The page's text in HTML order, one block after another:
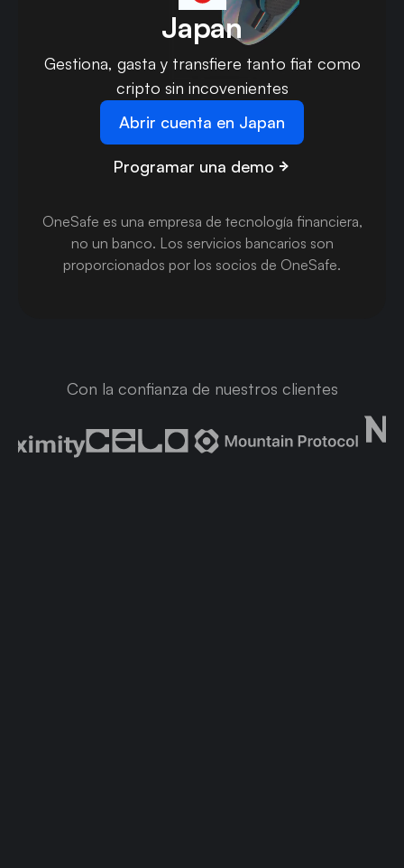
Japan
Gestiona, gasta y transfiere tanto fiat como
cripto sin incovenientes
Abrir cuenta en Japan
Programar una demo
OneSafe es una empresa de tecnología financiera,
no un banco. Los servicios bancarios son
proporcionados por los socios de OneSafe.
Con la confianza de nuestros clientes